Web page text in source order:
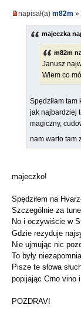
napisał(a) m82m »
majeczka
m82m
Janusz
Wiem co
Spędziłam
jak najbardziej
magiczny,
nam warto tam
majeczko!
Spędziłem na
Szczególnie za
No i oczywiście w
Gdzie rezyduje
Nie ujmując nic
To były
Pisze te słowa
popijając Crno vino
POZDRAV!